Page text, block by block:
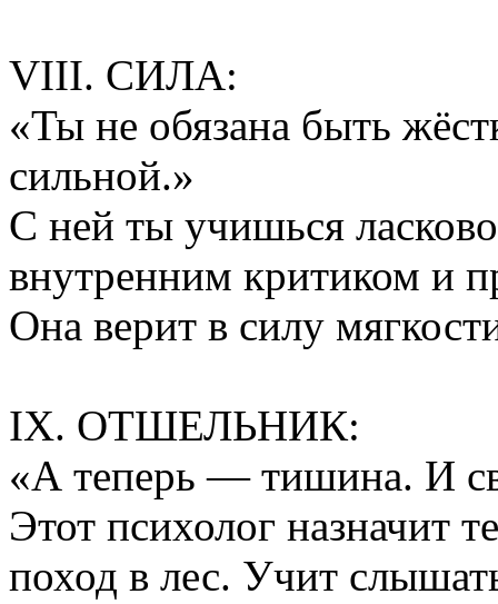
VIII. СИЛА:
«Ты не обязана быть
сильной.»
С ней ты учишься ласково
внутренним критиком и
Она верит в силу
IX. ОТШЕЛЬНИК:
«А теперь — тишина. И
Этот психолог назначит
поход в лес. Учит